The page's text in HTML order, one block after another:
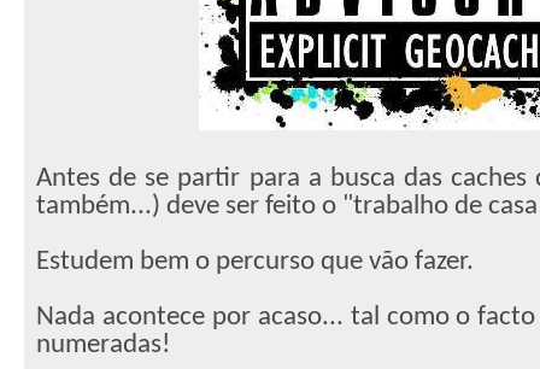
Antes de se partir para a busca das caches
também...) deve ser feito o "trabalho de
Estudem bem o percurso que vão fazer.
Nada acontece por acaso... tal como o
numeradas!